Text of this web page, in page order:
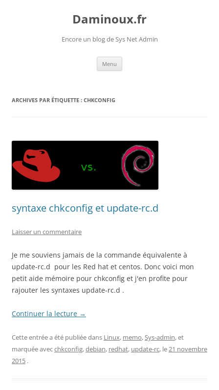
Daminoux.fr
Encore un blog de Sys Net Admin
Menu
ARCHIVES PAR ÉTIQUETTE : CHKCONFIG
syntaxe chkconfig et update-rc.d
Laisser un commentaire
Je me souviens jamais de la commande équivalente à
update-rc.d pour les Red hat et centos. Donc voici mon
petit aide mémoire pour chkconfig et j'en profite pour
rajouter les syntaxes update-rc.d .
Continuer la lecture →
Cette entrée a été publiée dans Linux, memo,Sys-admin, et
marquée avecchkconfig,debian, redhat, update-rc, le21 novembre
2015 .